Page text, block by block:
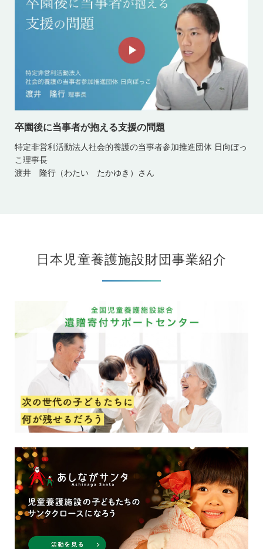
卒園後に当事者が抱える支援の問題
特定非営利活動法人社会的養護の当事者参加推進団体 日向ぼっ
こ理事長
渡井 隆行（わたい たかゆき）さん
日本児童養護施設財団事業紹介